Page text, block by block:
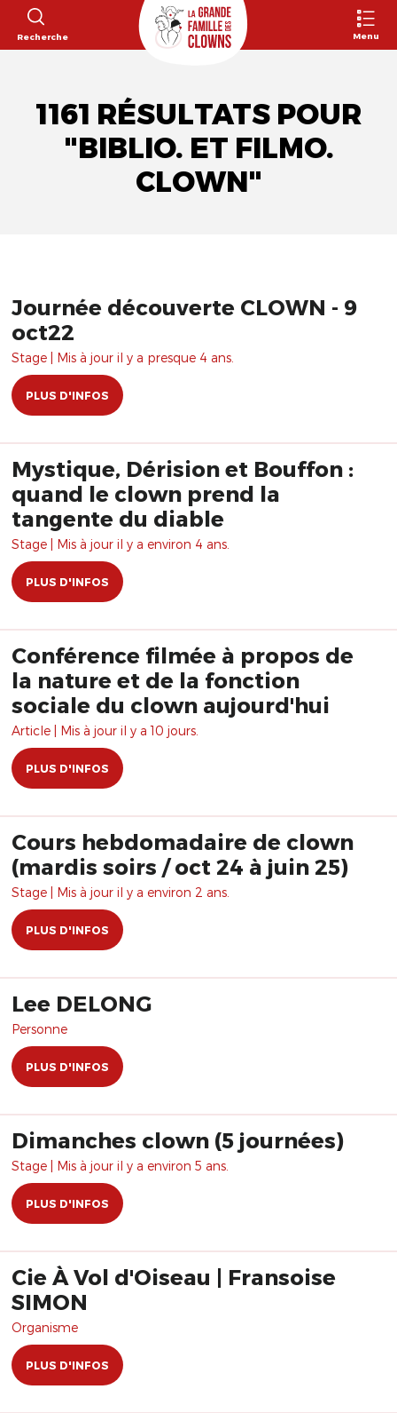
Recherche Menu
1161 RÉSULTATS POUR
"BIBLIO. ET FILMO.
CLOWN"
Journée découverte CLOWN - 9
oct22
Stage | Mis à jour il y a presque 4 ans.
PLUS D'INFOS
Mystique, Dérision et Bouffon :
quand le clown prend la
tangente du diable
Stage | Mis à jour il y a environ 4 ans.
PLUS D'INFOS
Conférence filmée à propos de
la nature et de la fonction
sociale du clown aujourd'hui
Article | Mis à jour il y a 10 jours.
PLUS D'INFOS
Cours hebdomadaire de clown
(mardis soirs / oct 24 à juin 25)
Stage | Mis à jour il y a environ 2 ans.
PLUS D'INFOS
Lee DELONG
Personne
PLUS D'INFOS
Dimanches clown (5 journées)
Stage | Mis à jour il y a environ 5 ans.
PLUS D'INFOS
Cie À Vol d'Oiseau | Fransoise
SIMON
Organisme
PLUS D'INFOS